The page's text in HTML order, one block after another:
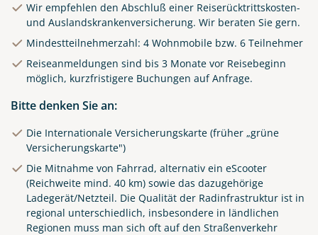
Royal area in Barcelona,
Spain. Fountain with statues
traditional Spanish
architecture at main central
square of old town. Summer
landscape with blue sky and
clouds.
© Yasonya - stock.adobe.com
Wir empfehlen den Abschluß einer Reiserücktrittskosten-
und Auslandskrankenversicherung. Wir beraten Sie gern.
Mindestteilnehmerzahl: 4 Wohnmobile bzw. 6 Teilnehmer
Reiseanmeldungen sind bis 3 Monate vor Reisebeginn
möglich, kurzfristigere Buchungen auf Anfrage.
Bitte denken Sie an:
Die Internationale Versicherungskarte (früher „grüne
Versicherungskarte")
Die Mitnahme von Fahrrad, alternativ ein eScooter
(Reichweite mind. 40 km) sowie das dazugehörige
Ladegerät/Netzteil. Die Qualität der Radinfrastruktur ist in
regional unterschiedlich, insbesondere in ländlichen
Regionen muss man sich oft auf den Straßenverkehr